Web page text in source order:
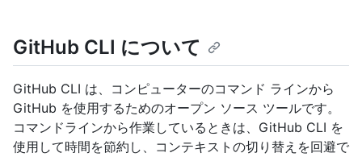
GitHub CLI について
GitHub CLI は、コンピューターのコマンド ラインから
GitHub を使用するためのオープン ソース ツールです。
コマンドラインから作業しているときは、GitHub CLI を
使用して時間を節約し、コンテキストの切り替えを回避で